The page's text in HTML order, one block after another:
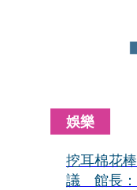
娛樂
挖耳棉花
議 館長：